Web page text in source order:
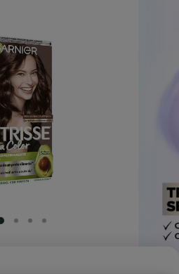
SLIDE 1
SLIDE 2
SLIDE 3
SLIDE 4